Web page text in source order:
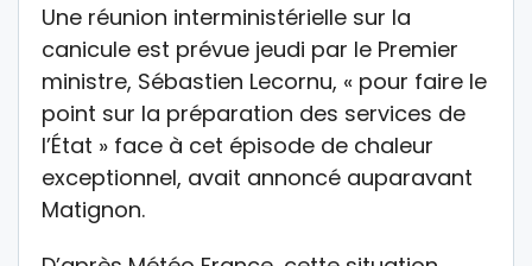
Une réunion interministérielle sur la
canicule est prévue jeudi par le Premier
ministre, Sébastien Lecornu, « pour faire le
point sur la préparation des services de
l’État » face à cet épisode de chaleur
exceptionnel, avait annoncé auparavant
Matignon.